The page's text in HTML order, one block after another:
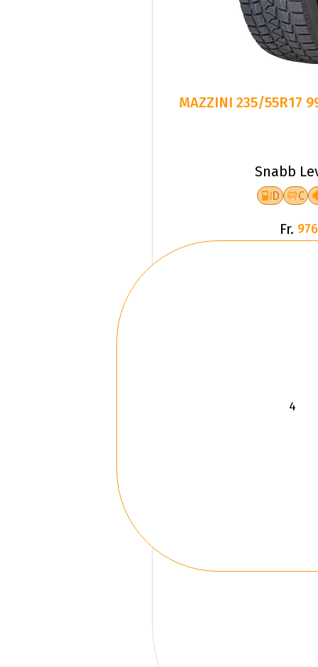
MAZZINI 235/55R17
Snabb
D C
Fr.